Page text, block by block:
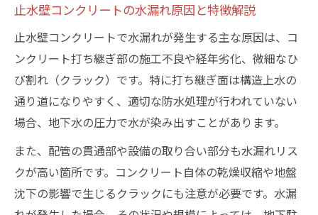
止水壁コンクリートの水漏れ原因と特徴解説
止水壁コンクリートで水漏れが発生する主な原因は、コ
ンクリート打ち継ぎ部の施工不良や経年劣化、微細なひ
び割れ（クラック）です。特に打ち継ぎ面は構造上水の
通り道になりやすく、適切な防水処理が行われていない
場合、地下水の圧力で水が染み出すことがあります。
また、配管の貫通部や設備の取り合い部分も水漏れリス
クが高い箇所です。コンクリート自体の乾燥収縮や地盤
沈下の影響で生じるクラックにも注意が必要です。水漏